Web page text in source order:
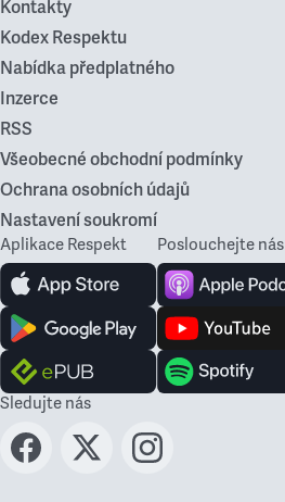
Kontakty
Kodex Respektu
Nabídka předplatného
Inzerce
RSS
Všeobecné obchodní podmínky
Ochrana osobních údajů
Nastavení soukromí
Aplikace Respekt Poslouchejte nás
Sledujte nás